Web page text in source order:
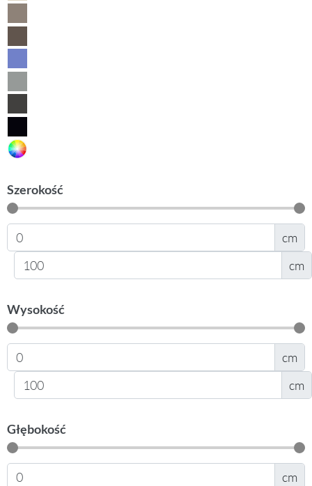
Szerokość
cm
cm
Wysokość
cm
cm
Głębokość
cm